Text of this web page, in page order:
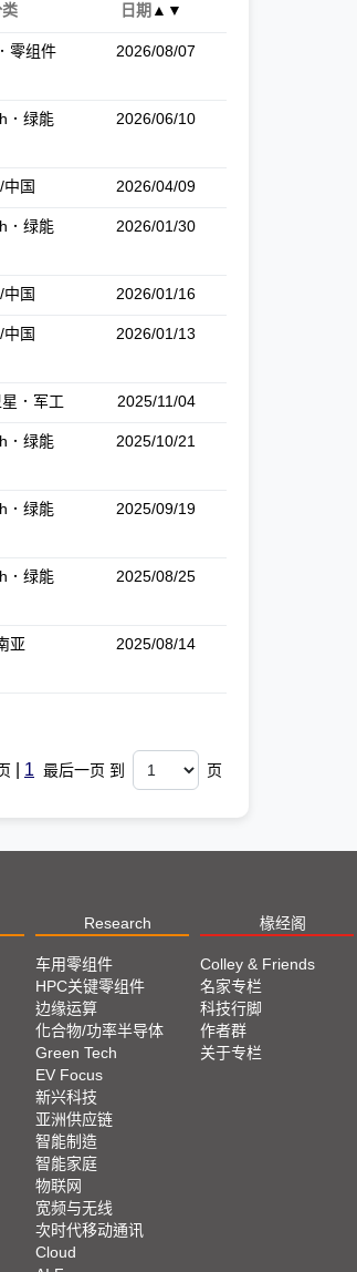
日期 ▲ ▼
零组件 2026/08/07
．绿能 2026/06/10
中国 2026/04/09
．绿能 2026/01/30
中国 2026/01/16
中国 2026/01/13
．军工 2025/11/04
．绿能 2025/10/21
．绿能 2025/09/19
．绿能 2025/08/25
亚 2025/08/14
1 最后一页 到 页
Research 椽经阁
车用零组件
HPC关键零组件
边缘运算
化合物/功率半导体
Green Tech
EV Focus
新兴科技
亚洲供应链
智能制造
智能家庭
物联网
宽频与无线
次时代移动通讯
Cloud
Colley & Friends
名家专栏
科技行脚
作者群
关于专栏